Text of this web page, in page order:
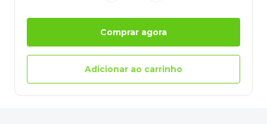
Comprar agora
Adicionar ao carrinho